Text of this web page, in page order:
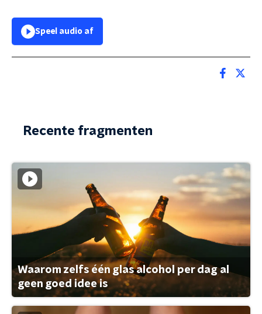
Speel audio af
Recente fragmenten
Waarom zelfs één glas alcohol per dag al
geen goed idee is